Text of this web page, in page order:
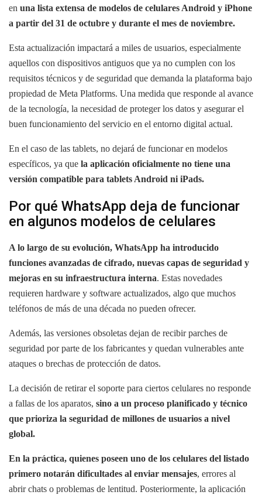
en una lista extensa de modelos de celulares Android y iPhone
a partir del 31 de octubre y durante el mes de noviembre.
Esta actualización impactará a miles de usuarios, especialmente
aquellos con dispositivos antiguos que ya no cumplen con los
requisitos técnicos y de seguridad que demanda la plataforma bajo
propiedad de Meta Platforms. Una medida que responde al avance
de la tecnología, la necesidad de proteger los datos y asegurar el
buen funcionamiento del servicio en el entorno digital actual.
En el caso de las tablets, no dejará de funcionar en modelos
específicos, ya que la aplicación oficialmente no tiene una
versión compatible para tablets Android ni iPads.
Por qué WhatsApp deja de funcionar
en algunos modelos de celulares
A lo largo de su evolución, WhatsApp ha introducido
funciones avanzadas de cifrado, nuevas capas de seguridad y
mejoras en su infraestructura interna. Estas novedades
requieren hardware y software actualizados, algo que muchos
teléfonos de más de una década no pueden ofrecer.
Además, las versiones obsoletas dejan de recibir parches de
seguridad por parte de los fabricantes y quedan vulnerables ante
ataques o brechas de protección de datos.
La decisión de retirar el soporte para ciertos celulares no responde
a fallas de los aparatos, sino a un proceso planificado y técnico
que prioriza la seguridad de millones de usuarios a nivel
global.
En la práctica, quienes poseen uno de los celulares del listado
primero notarán dificultades al enviar mensajes, errores al
abrir chats o problemas de lentitud. Posteriormente, la aplicación